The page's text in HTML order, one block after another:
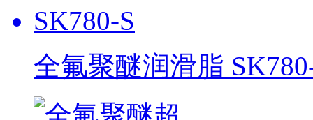
全氟聚醚润滑脂